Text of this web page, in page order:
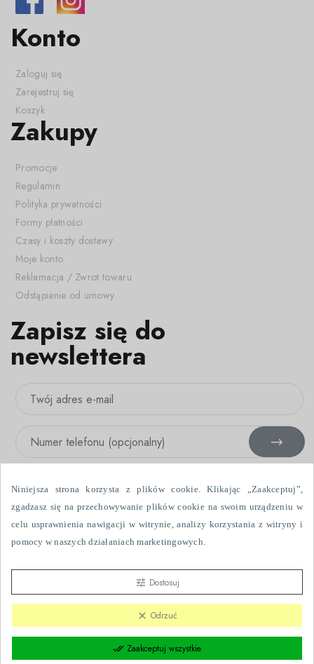
Konto
Zaloguj się
Zarejestruj się
Koszyk
Zakupy
Promocje
Regulamin
Polityka prywatności
Formy płatności
Czasy i koszty dostawy
Moje konto
Reklamacja / Zwrot towaru
Odstąpienie od umowy
Zapisz się do
newslettera
Wyrażam zgodę na otrzymywanie informacji handlowych drogą
elektroniczną i przy użyciu urządzeń telefonicznych, wysłanych przez
przetwarzane są w celach marketingowych.
przetwarzania danych.
Niniejsza strona korzysta z plików cookie. Klikając „Zaakceptuj”,
zgadzasz się na przechowywanie plików cookie na swoim urządzeniu w
celu usprawnienia nawigacji w witrynie, analizy korzystania z witryny i
pomocy w naszych działaniach marketingowych.
tune Dostosuj
clear Odrzuć
done_all Zaakceptuj wszystkie